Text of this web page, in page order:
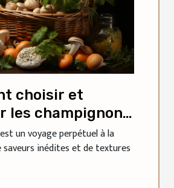
choisir et
les champignons
pour rehausser
un voyage perpétuel à la
saveurs inédites et de textures